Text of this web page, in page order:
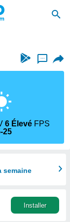
...
6 Élevé FPS
25
semaine
Installer